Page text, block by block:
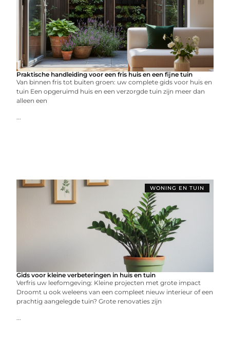
Praktische handleiding voor een fris huis en een fijne tuin
Van binnen fris tot buiten groen: uw complete gids voor huis en
tuin Een opgeruimd huis en een verzorgde tuin zijn meer dan
alleen een
...
WONING EN TUIN
Gids voor kleine verbeteringen in huis en tuin
Verfris uw leefomgeving: Kleine projecten met grote impact
Droomt u ook weleens van een compleet nieuw interieur of een
prachtig aangelegde tuin? Grote renovaties zijn
...